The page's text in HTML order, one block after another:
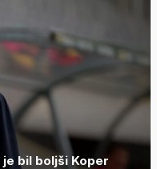
bil boljši Koper